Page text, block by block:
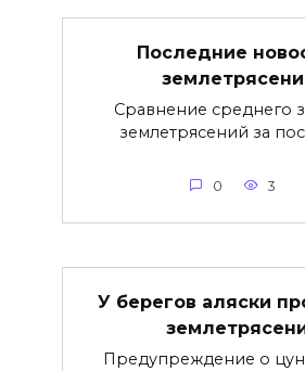
Последние
Сравнение среднего
землетрясений за
0 3
У берегов аляски
Предупреждение о